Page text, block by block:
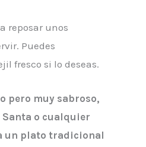
reposar unos
Puedes
fresco si lo deseas.
pero muy sabroso,
Santa o cualquier
un plato tradicional